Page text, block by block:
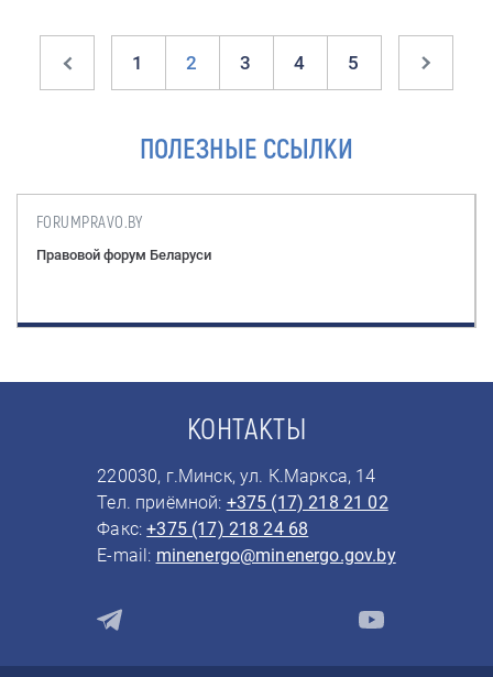
1 2 3 4 5
ПОЛЕЗНЫЕ ССЫЛКИ
Портал Президента Республики Беларусь
КОНТАКТЫ
220030, г.Минск, ул. К.Маркса, 14
Тел. приёмной: +375 (17) 218 21 02
Факс:+375 (17) 218 24 68
E-mail: minenergo@minenergo.gov.by